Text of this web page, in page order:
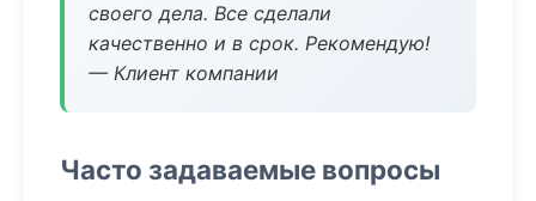
своего дела. Все сделали
качественно и в срок. Рекомендую!
— Клиент компании
Часто задаваемые вопросы